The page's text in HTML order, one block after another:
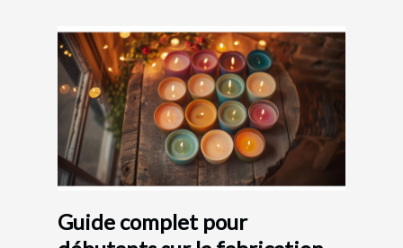
Guide complet pour